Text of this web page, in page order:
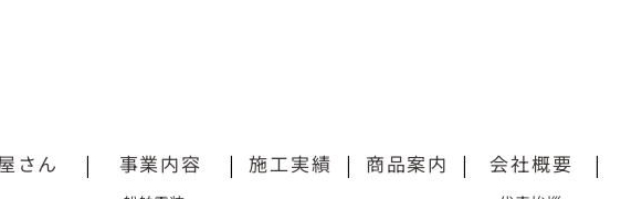
さん | 事業内容 | 施工実績 | 商品案内 | 会社概要 |